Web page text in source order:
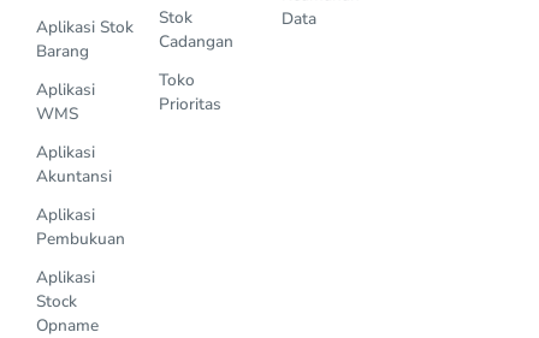
Aplikasi Stok
Barang
Aplikasi
WMS
Aplikasi
Akuntansi
Aplikasi
Pembukuan
Aplikasi
Stock
Opname
Stok
Cadangan
Toko
Prioritas
Data